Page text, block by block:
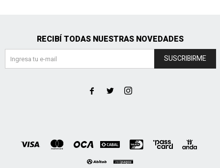
RECIBÍ TODAS NUESTRAS NOVEDADES
SUSCRIBIRME
  